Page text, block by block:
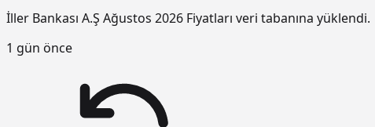
İller Bankası A.Ş Ağustos 2026 Fiyatları veri tabanına yüklendi.
1 gün önce